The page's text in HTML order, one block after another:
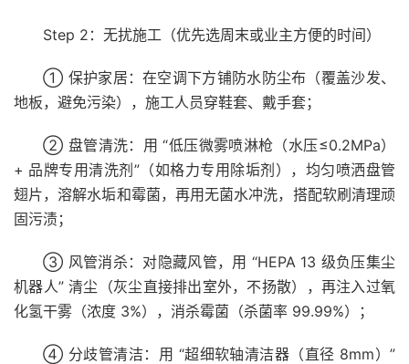
Step 2：无扰施工（优先选周末或业主方便的时间）
① 保护家居：在空调下方铺防水防尘布（覆盖沙发、
地板，避免污染），施工人员穿鞋套、戴手套；
② 盘管清洗：用 “低压微雾喷淋枪（水压≤0.2MPa）
+ 品牌专用清洗剂”（如格力专用除垢剂），均匀喷洒盘管
翅片，溶解水垢和霉菌，再用无菌水冲洗，搭配软刷清理顽
固污渍；
③ 风管消杀：对隐藏风管，用 “HEPA 13 级负压集尘
机器人” 清尘（灰尘直接排出室外，不扬散），再注入过氧
化氢干雾（浓度 3%），消杀霉菌（杀菌率 99.99%）；
④ 分歧管清洁：用 “超细软轴清洁器（直径 8mm）”